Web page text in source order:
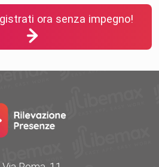
ora senza impegno!